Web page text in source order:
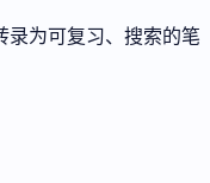
录为可复习、搜索的笔